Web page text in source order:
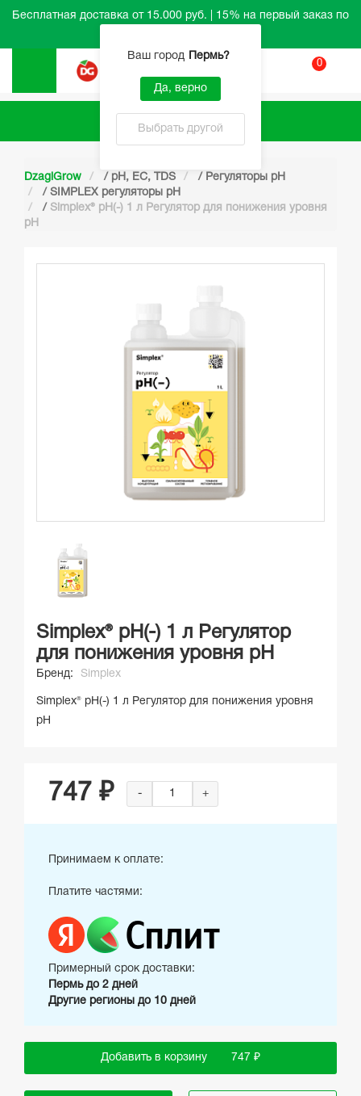
Бесплатная доставка от 15.000 руб. | 15% на первый заказ по
Ваш город Пермь?
Да, верно
Выбрать другой
0
Каталог
DzagiGrow / pH, EC, TDS / Регуляторы pH
/ SIMPLEX регуляторы pH
/ Simplex® pH(-) 1 л Регулятор для понижения уровня
pH
Simplex® pH(-) 1 л Регулятор
для понижения уровня pH
Бренд: Simplex
Simplex® pH(-) 1 л Регулятор для понижения уровня
pH
747 ₽ - +
Принимаем к оплате:
Платите частями:
Примерный срок доставки:
Пермь до 2 дней
Другие регионы до 10 дней
Добавить в корзину 747 ₽